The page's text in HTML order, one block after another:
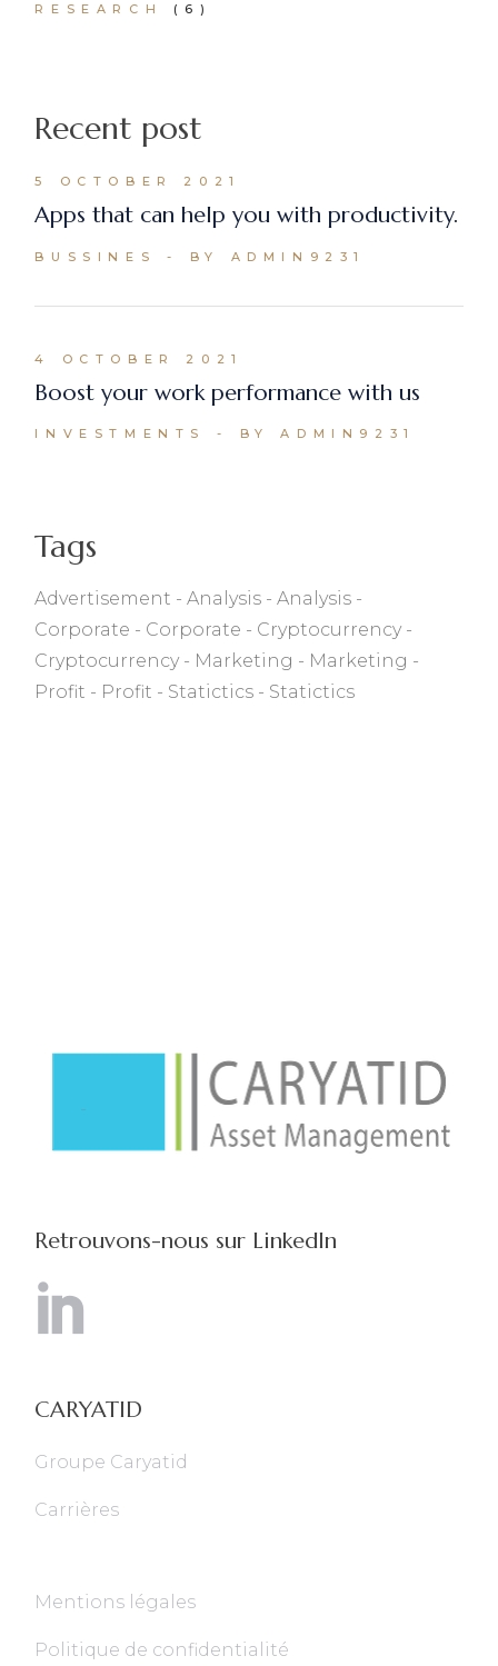
RESEARCH (6)
Recent post
5 OCTOBER 2021
Apps that can help you with productivity.
BUSSINES BY ADMIN9231
4 OCTOBER 2021
Boost your work performance with us
INVESTMENTS BY ADMIN9231
Tags
Advertisement Analysis
Analysis
Corporate
Corporate
Cryptocurrency
Cryptocurrency
Marketing
Marketing
Profit
Profit Statictics Statictics
Retrouvons-nous sur LinkedIn
CARYATID
Groupe Caryatid
Carrières
Mentions légales
Politique de confidentialité